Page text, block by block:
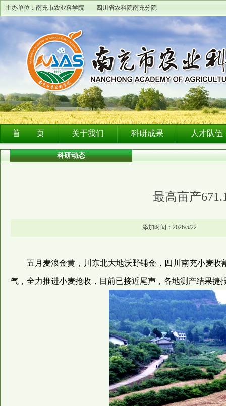
主办单位：南充市农业科学院 四川省农科院南充分院
首 页 关于我们 科研成果 人才队伍
科研动态
最高亩产
添加时间：2026/5/22
五月麦浪金黄，川东北大地沃野铺金，四川南充小麦
气，全力推进小麦抢收，目前已接近尾声，各地测产结果捷